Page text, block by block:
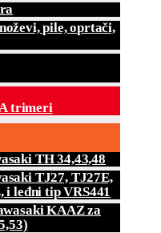
pile, oprtači,
trimeri
TH 34,43,48
TJ27, TJ27E,
i leđni tip VRS441
KAAZ za